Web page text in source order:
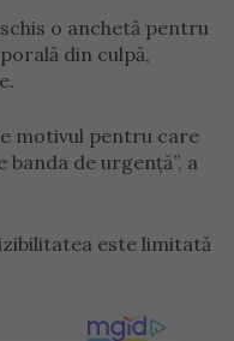
o anchetă pentru
din culpă,
motivul pentru care
de urgență”, a
este limitată